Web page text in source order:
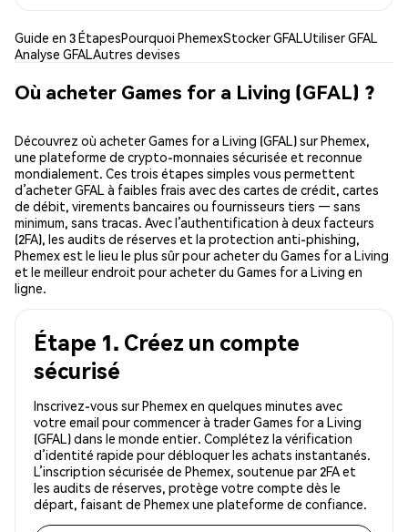
Guide en 3 ÉtapesPourquoi PhemexStocker GFALUtiliser GFAL
Analyse GFALAutres devises
Où acheter Games for a Living (GFAL) ?
Découvrez où acheter Games for a Living (GFAL) sur Phemex,
une plateforme de crypto-monnaies sécurisée et reconnue
mondialement. Ces trois étapes simples vous permettent
d’acheter GFAL à faibles frais avec des cartes de crédit, cartes
de débit, virements bancaires ou fournisseurs tiers — sans
minimum, sans tracas. Avec l’authentification à deux facteurs
(2FA), les audits de réserves et la protection anti-phishing,
Phemex est le lieu le plus sûr pour acheter du Games for a Living
et le meilleur endroit pour acheter du Games for a Living en
ligne.
Étape 1. Créez un compte
sécurisé
Inscrivez-vous sur Phemex en quelques minutes avec
votre email pour commencer à trader Games for a Living
(GFAL) dans le monde entier. Complétez la vérification
d’identité rapide pour débloquer les achats instantanés.
L’inscription sécurisée de Phemex, soutenue par 2FA et
les audits de réserves, protège votre compte dès le
départ, faisant de Phemex une plateforme de confiance.